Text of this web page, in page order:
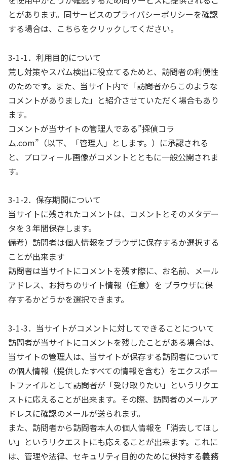
とがあります。同サービスのプライバシーポリシーを確認
する場合は、こちらをクリックしてください。
3-1-1．利用目的について
荒し対策やスパム検出に役立てるためと、訪問者の利便性
のためです。また、当サイト内で「訪問者からこのような
コメントがありました」と紹介させていただく場合もあり
ます。
コメントが当サイトの管理人である”探偵コラ
ム.com”（以下、「管理人」とします。）に承認される
と、プロフィール画像がコメントとともに一般公開されま
す。
3-1-2．保存期間について
当サイトに残されたコメントは、コメントとそのメタデー
タを３年間保存します。
備考）訪問者は個人情報をブラウザに保存するか選択する
ことが出来ます
訪問者は当サイトにコメントを残す際に、お名前、メール
アドレス、お持ちのサイト情報（任意）を ブラウザに保
存するかどうかを選択できます。
3-1-3．当サイトがコメントに対してできることについて
訪問者が当サイトにコメントを残したことがある場合は、
当サイトの管理人は、当サイトが保存する訪問者について
の個人情報（提供したすべての情報を含む）をエクスポー
トファイルとして訪問者が「受け取りたい」というリクエ
ストに応えることが出来ます。その際、訪問者のメールア
ドレスに確認のメールが送られます。
また、訪問者から訪問者本人の個人情報を「消去してほし
い」というリクエストにも応えることが出来ます。これに
は、管理や法律、セキュリティ目的のために保持する義務